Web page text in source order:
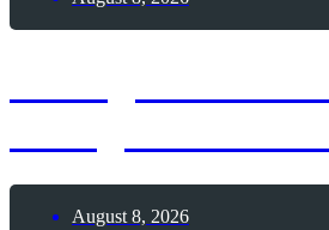
August 8, 2026